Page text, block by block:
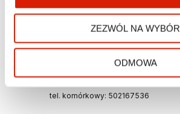
ZEZWÓL NA WYBÓR
ODMOWA
tel. stacjonarny: 801167536
tel. komórkowy: 502167536